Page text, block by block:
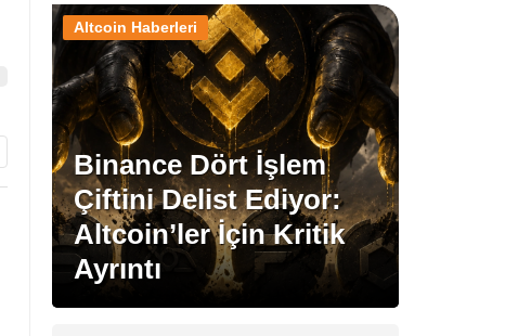
Memecoin Haberleri
Stablecoin Haberleri
Facebook
Instagram
Binance Dört İşlem
Çiftini Delist Ediyor:
Altcoin’ler İçin Kritik
Ayrıntı
Altcoin Haberleri